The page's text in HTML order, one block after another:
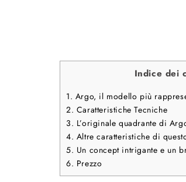
Indice dei
1. Argo, il modello più
2. Caratteristiche Tecniche
3. L’originale quadrante di
4. Altre caratteristiche di
5. Un concept intrigante e un
6. Prezzo